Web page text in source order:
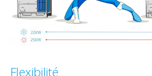
Flexibilité